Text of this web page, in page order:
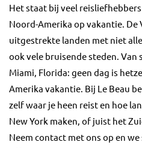
Het staat bij veel
Noord-Amerika op vakantie. De
uitgestrekte landen met niet
ook vele bruisende steden. Van
Miami, Florida: geen dag is
Amerika vakantie. Bij Le Beau
zelf waar je heen reist en hoe
New York maken, of juist het
Neem contact met ons op en